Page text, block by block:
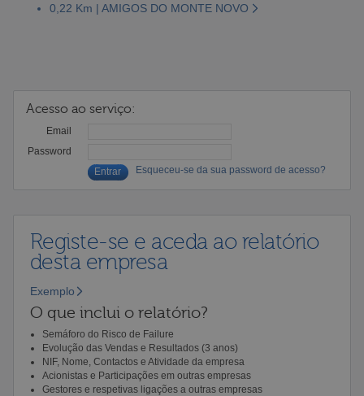
0,22 Km | AMIGOS DO MONTE NOVO
Acesso ao serviço:
Email
Password
Esqueceu-se da sua password de acesso?
Registe-se e aceda ao relatório
desta empresa
Exemplo
O que inclui o relatório?
Semáforo do Risco de Failure
Evolução das Vendas e Resultados (3 anos)
NIF, Nome, Contactos e Atividade da empresa
Acionistas e Participações em outras empresas
Gestores e respetivas ligações a outras empresas